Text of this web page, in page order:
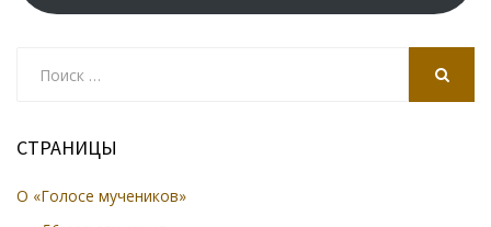
СТРАНИЦЫ
О «Голосе мучеников»